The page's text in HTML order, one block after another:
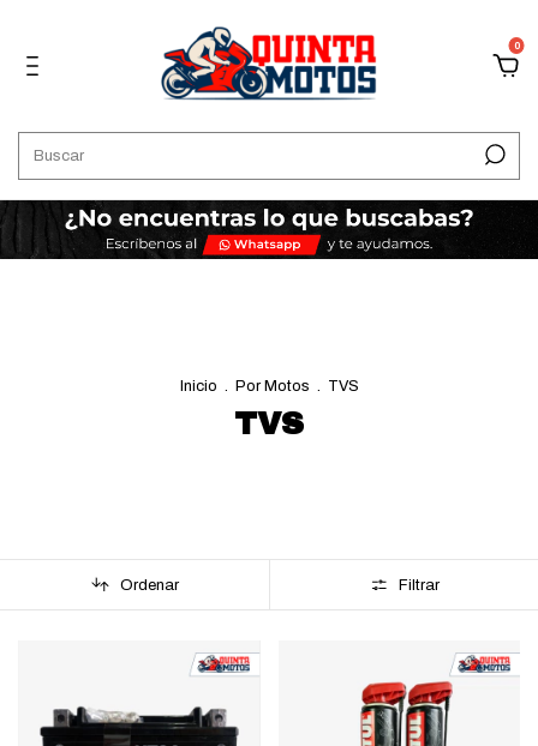
0
Inicio . Por Motos . TVS
TVS
Ordenar Filtrar